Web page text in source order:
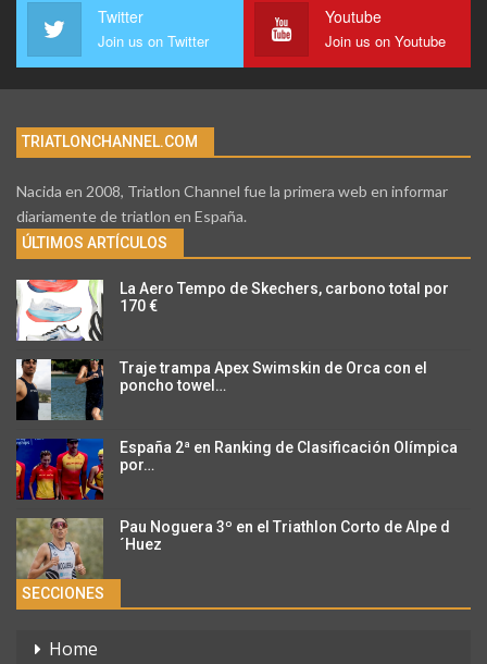
Twitter
Join us on Twitter
Youtube
Join us on Youtube
TRIATLONCHANNEL.COM
Nacida en 2008, Triatlon Channel fue la primera web en informar
diariamente de triatlon en España.
ÚLTIMOS ARTÍCULOS
La Aero Tempo de Skechers, carbono total por
170 €
Traje trampa Apex Swimskin de Orca con el
poncho towel…
España 2ª en Ranking de Clasificación Olímpica
por…
Pau Noguera 3º en el Triathlon Corto de Alpe d
´Huez
SECCIONES
Home